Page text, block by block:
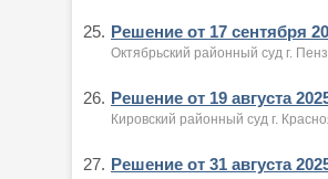
25. Решение от 17 сентября
Октябрьский районный суд г.
26. Решение от 19 августа
Кировский районный суд г.
27. Решение от 31 августа